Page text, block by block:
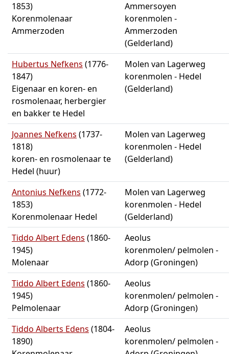
1853)
Korenmolenaar
Ammerzoden
Ammersoyen
korenmolen -
Ammerzoden
(Gelderland)
Hubertus Nefkens (1776-
1847)
Eigenaar en koren- en
rosmolenaar, herbergier
en bakker te Hedel
Molen van Lagerweg
korenmolen - Hedel
(Gelderland)
Joannes Nefkens (1737-
1818)
koren- en rosmolenaar te
Hedel (huur)
Molen van Lagerweg
korenmolen - Hedel
(Gelderland)
Antonius Nefkens (1772-
1853)
Korenmolenaar Hedel
Molen van Lagerweg
korenmolen - Hedel
(Gelderland)
Tiddo Albert Edens (1860-
1945)
Molenaar
Aeolus
korenmolen/ pelmolen -
Adorp (Groningen)
Tiddo Albert Edens (1860-
1945)
Pelmolenaar
Aeolus
korenmolen/ pelmolen -
Adorp (Groningen)
Tiddo Alberts Edens (1804-
1890)
Aeolus
korenmolen/ pelmolen -